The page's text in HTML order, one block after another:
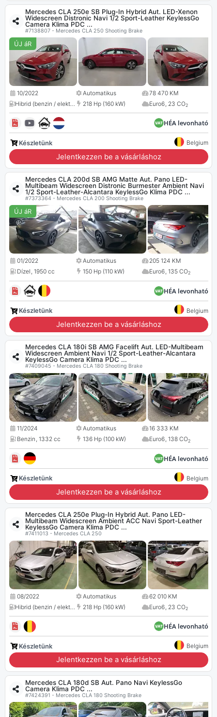
Mercedes CLA 250e SB Plug-In Hybrid Aut. LED-Xenon
Widescreen Distronic Navi 1/2 Sport-Leather KeylessGo
Camera Klima PDC ...
#7138807 - Mercedes CLA 250 Shooting Brake
ÚJ áR
10/2022 Automatikus
78 470 KM
Hibrid (benzin / elektromos)
,1332 cc
218 Hp (160 kW) Euro6, 23 CO2
HÉA levonható
Készletünk Belgium
Jelentkezzen be a vásárláshoz
Mercedes CLA 200d SB AMG Matte Aut. Pano LED-
Multibeam Widescreen Distronic Burmester Ambient Navi
1/2 Sport-Leather-Alcantara KeylessGo Klima PDC ...
#7373364 - Mercedes CLA 200 Shooting Brake
ÚJ áR
01/2022 Automatikus
205 124 KM
Dízel, 1950 cc 150 Hp (110 kW) Euro6, 135 CO2
HÉA levonható
Készletünk Belgium
Jelentkezzen be a vásárláshoz
Mercedes CLA 180i SB AMG Facelift Aut. LED-Multibeam
Widescreen Ambient Navi 1/2 Sport-Leather-Alcantara
KeylessGo Camera Klima PDC ...
#7409045 - Mercedes CLA 180 Shooting Brake
11/2024 Automatikus
16 333 KM
Benzin, 1332 cc 136 Hp (100 kW) Euro6, 138 CO2
HÉA levonható
Készletünk Belgium
Jelentkezzen be a vásárláshoz
Mercedes CLA 250e Plug-In Hybrid Aut. Pano LED-
Multibeam Widescreen Ambient ACC Navi Sport-Leather
KeylessGo Camera Klima PDC ...
#7411013 - Mercedes CLA 250
08/2022 Automatikus
62 010 KM
Hibrid (benzin / elektromos)
,1332 cc
218 Hp (160 kW) Euro6, 23 CO2
HÉA levonható
Készletünk Belgium
Jelentkezzen be a vásárláshoz
Mercedes CLA 180d SB Aut. Pano Navi KeylessGo
Camera Klima PDC ...
#7424391 - Mercedes CLA 180 Shooting Brake